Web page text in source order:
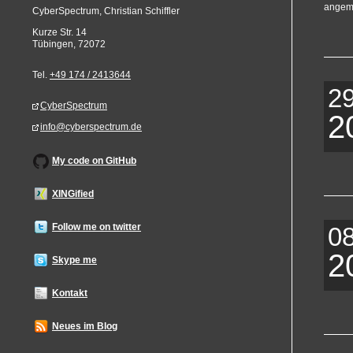
CyberSpectrum, Christian Schiffler
Kurze Str. 14
Tübingen, 72072
Tel. +49 174 / 2413644
CyberSpectrum
info@cyberspectrum.de
My code on GitHub
XINGified
Follow me on twitter
Skype me
Kontakt
Neues im Blog